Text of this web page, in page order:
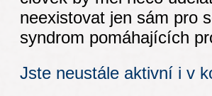
neexistovat jen sám pro
syndrom pomáhajících
Jste neustále aktivní i v